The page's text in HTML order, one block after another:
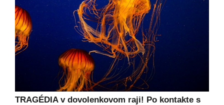
TRAGÉDIA v dovolenkovom raji! Po kontakte s